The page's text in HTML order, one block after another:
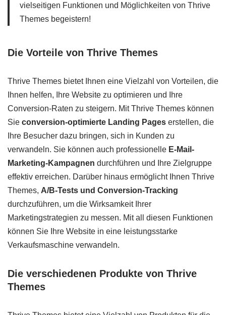
vielseitigen Funktionen und Möglichkeiten von Thrive
Themes begeistern!
Die Vorteile von Thrive Themes
Thrive Themes bietet Ihnen eine Vielzahl von Vorteilen, die
Ihnen helfen, Ihre Website zu optimieren und Ihre
Conversion-Raten zu steigern. Mit Thrive Themes können
Sie conversion-optimierte Landing Pages erstellen, die
Ihre Besucher dazu bringen, sich in Kunden zu
verwandeln. Sie können auch professionelle E-Mail-
Marketing-Kampagnen durchführen und Ihre Zielgruppe
effektiv erreichen. Darüber hinaus ermöglicht Ihnen Thrive
Themes, A/B-Tests und Conversion-Tracking
durchzuführen, um die Wirksamkeit Ihrer
Marketingstrategien zu messen. Mit all diesen Funktionen
können Sie Ihre Website in eine leistungsstarke
Verkaufsmaschine verwandeln.
Die verschiedenen Produkte von Thrive
Themes